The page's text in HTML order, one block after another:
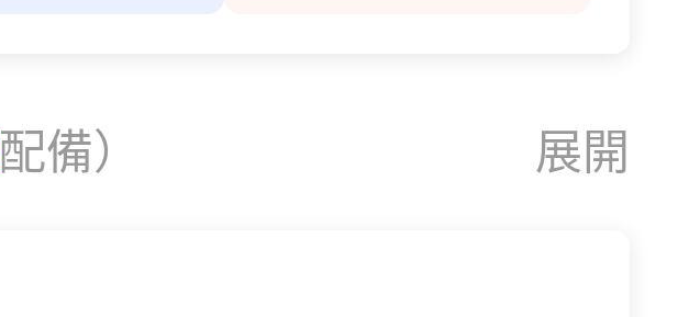
配備） 展開